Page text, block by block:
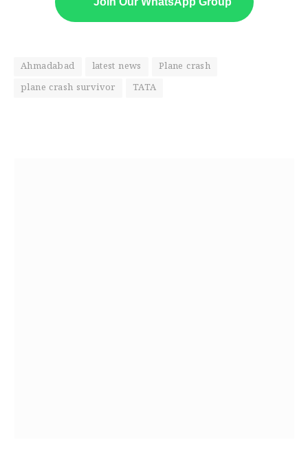
Ahmadabad latest news
Plane crash
plane crash survivor
TATA